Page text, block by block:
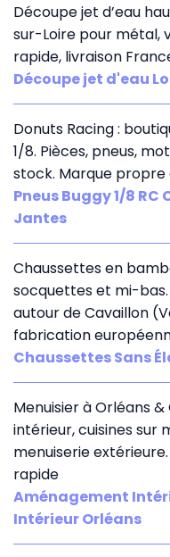
Découpe jet d’eau
sur-Loire pour métal,
rapide, livraison
Découpe jet d'eau
Donuts Racing :
1/8. Pièces, pneus,
stock. Marque propre
Pneus Buggy 1/8
Jantes
Chaussettes en
socquettes et mi-
autour de Cavaillon
fabrication
Chaussettes Sans
Menuisier à Orléans
intérieur, cuisines sur
menuiserie
rapide
Aménagement
Intérieur Orléans